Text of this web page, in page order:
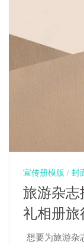
宣传册模版 / 封
旅游杂志
礼相册旅
想要为旅游杂